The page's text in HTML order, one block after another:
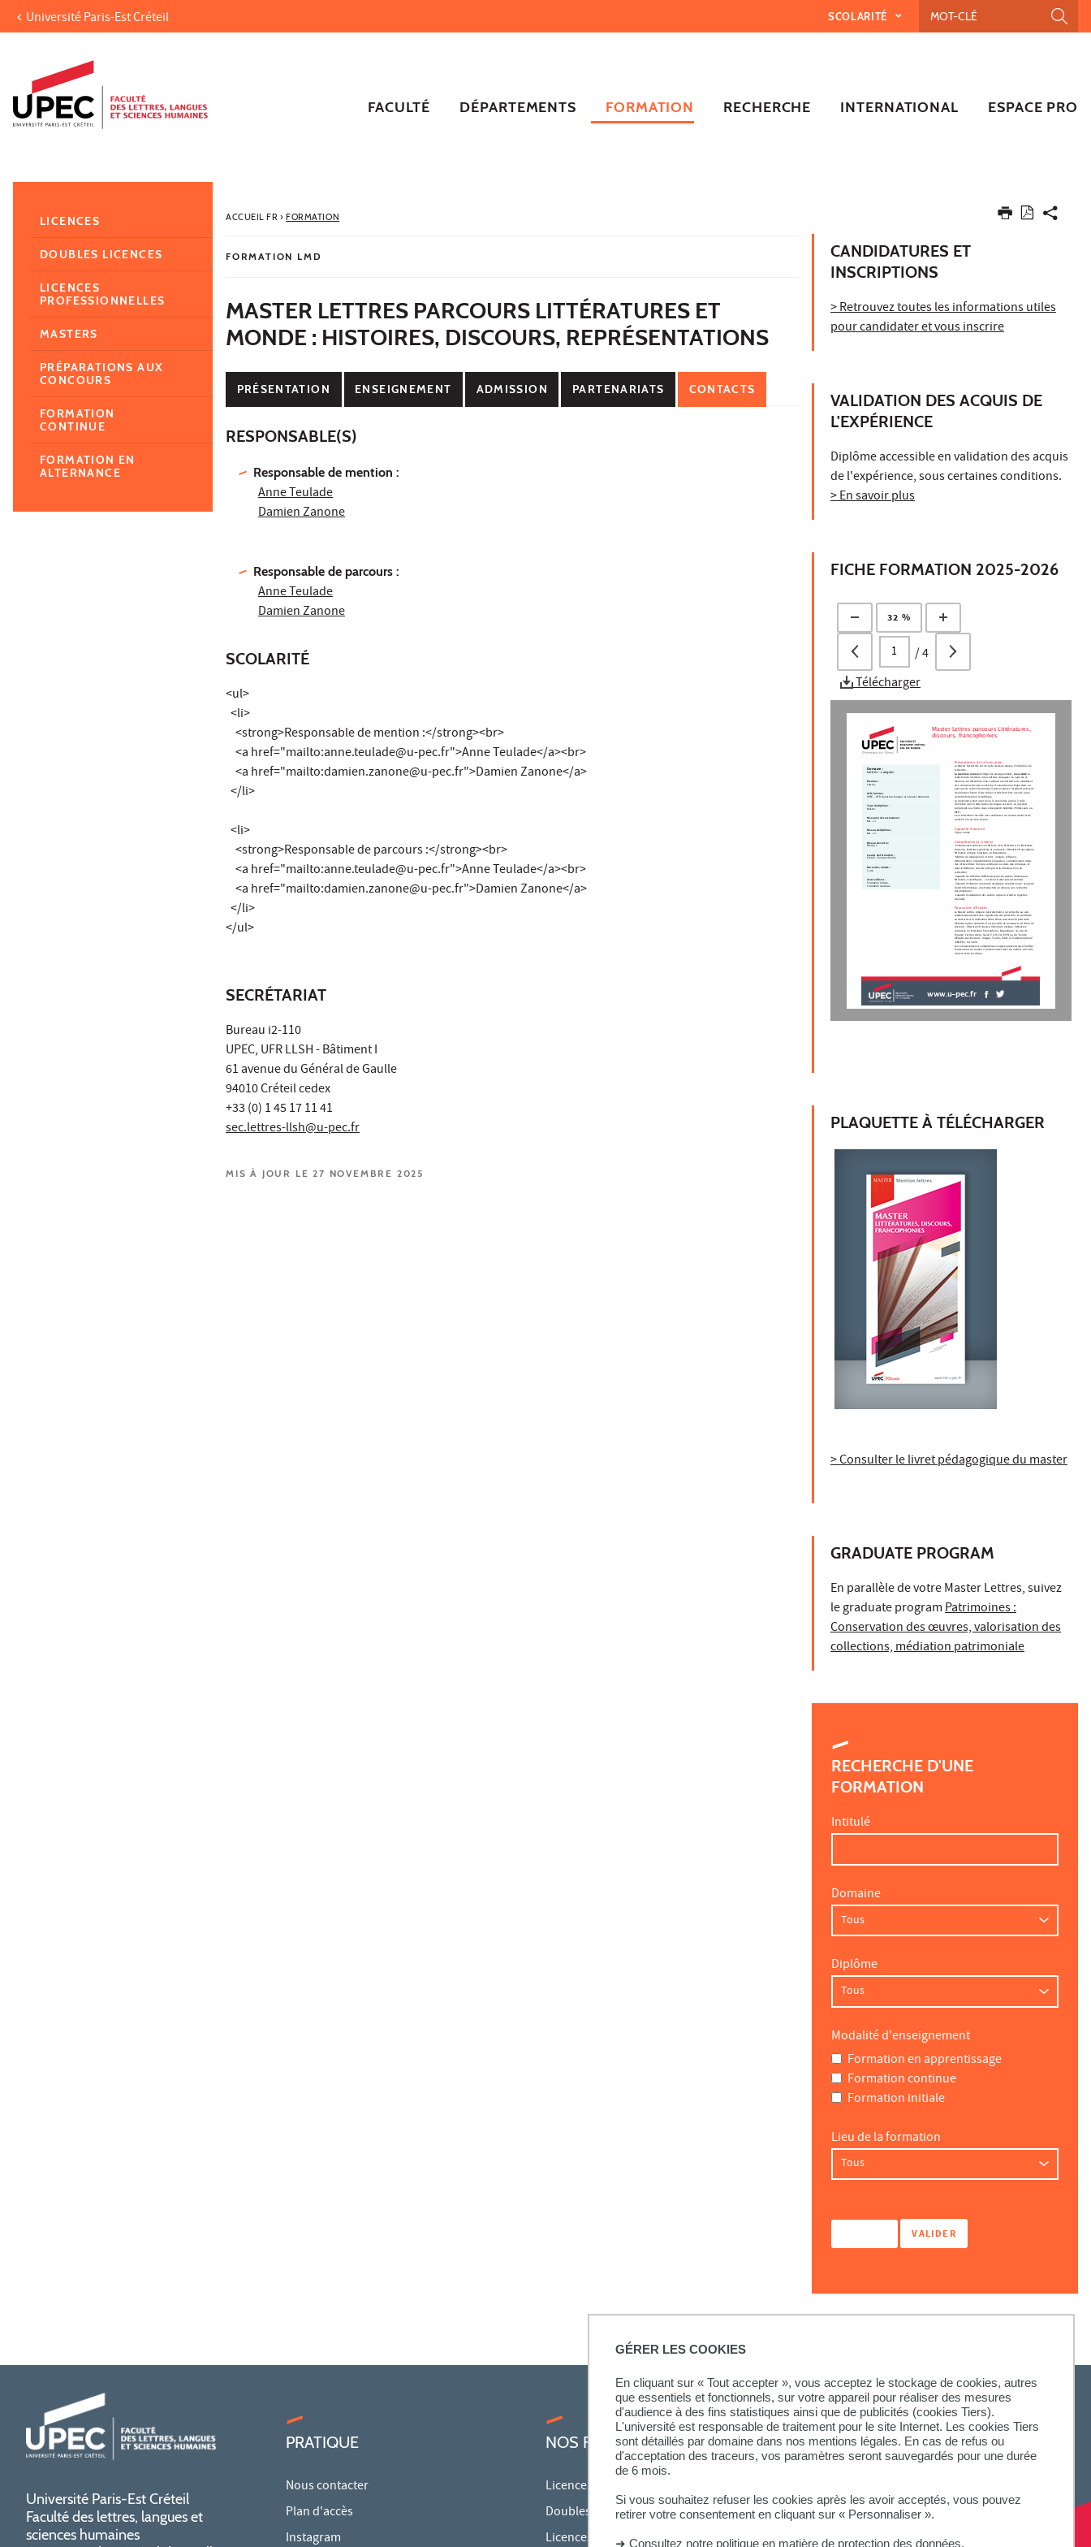
GÉRER LES COOKIES
En cliquant sur « Tout accepter », vous acceptez le stockage de cookies, autres
que essentiels et fonctionnels, sur votre appareil pour réaliser des mesures
d'audience à des fins statistiques ainsi que de publicités (cookies Tiers).
L'université est responsable de traitement pour le site Internet. Les cookies Tiers
sont détaillés par domaine dans nos mentions légales. En cas de refus ou
d'acceptation des traceurs, vos paramètres seront sauvegardés pour une durée
de 6 mois.
Si vous souhaitez refuser les cookies après les avoir acceptés, vous pouvez
retirer votre consentement en cliquant sur « Personnaliser ».
➜ Consultez notre politique en matière de protection des données.
Aller au contenu
Accès directs
Recherche
Navigation secondaire
Université Paris-Est Créteil SCOLARITÉ
FACULTÉ DÉPARTEMENTS FORMATION RECHERCHE INTERNATIONAL ESPACE PRO
ACCUEIL FR› FORMATION
FORMATION LMD
MASTER LETTRES PARCOURS LITTÉRATURES ET
MONDE : HISTOIRES, DISCOURS, REPRÉSENTATIONS
PRÉSENTATION ENSEIGNEMENT ADMISSION PARTENARIATS CONTACTS
RESPONSABLE(S)
Responsable de mention :
Anne Teulade
Damien Zanone
Responsable de parcours :
Anne Teulade
Damien Zanone
SCOLARITÉ
<ul>
<li>
<strong>Responsable de mention :</strong><br>
<a href="mailto:anne.teulade@u-pec.fr">Anne Teulade</a><br>
<a href="mailto:damien.zanone@u-pec.fr">Damien Zanone</a>
</li>
<li>
<strong>Responsable de parcours :</strong><br>
<a href="mailto:anne.teulade@u-pec.fr">Anne Teulade</a><br>
<a href="mailto:damien.zanone@u-pec.fr">Damien Zanone</a>
</li>
</ul>
SECRÉTARIAT
Bureau i2-110
UPEC, UFR LLSH - Bâtiment I
61 avenue du Général de Gaulle
94010 Créteil cedex
+33 (0) 1 45 17 11 41
sec.lettres-llsh@u-pec.fr
MIS À JOUR LE 27 NOVEMBRE 2025
CANDIDATURES ET
INSCRIPTIONS
> Retrouvez toutes les informations utiles
pour candidater et vous inscrire
VALIDATION DES ACQUIS DE
L'EXPÉRIENCE
Diplôme accessible en validation des acquis
de l'expérience, sous certaines conditions.
> En savoir plus
FICHE FORMATION 2025-2026
32 %
/4
Télécharger
Master Lettres parcours Littératures,
discours, francophonies
Présentation de la formation
Le Master Recherche est un cycle de deux années d’initiation à la
recherche.
La première année privilégie les enseignements, la seconde la
rédaction du mémoire (une centaine de pages). Le sujet de ce
mémoire est déterminé d’un commun accord entre un candidat et
un.e directeur.trice de recherche. Il constitue une étape dans un
parcours de recherche (puisqu’il peut préparer l’étudiant au travail
de rédaction future d’une thèse) et doit donc être associé à une
véritable formation scientifique.
La soutenance peut avoir lieu à la session de juin ou à celle
d’octobre (voir la date butoir de chaque session). Le jury doit
comprendre au moins deux enseignants habilités (Professeurs ou
MCF).
Il est fortement conseillé aux candidats à un contrat doctoral de
soutenir à la session de juin.
Capacité d'accueil
30 par année
Compétence(s) visée(s)
Connaissances précises en histoire de la littérature, en littérature
française, littérature générale et comparée, littérature francophone,
littérature antique, poétique ou linguistique.
Maîtrise du langage oral et écrit : analyse, réflexion,
démonstration, argumentation, éloquence, communication (dans
des interventions lors des séminaires ou dans des colloques, et
dans le Mémoire, suivi de près par le.la directeur.trice de
recherche).
Capacité de mobiliser différents types de savoirs (historiques,
littéraires, scientifiques...) et de les traiter discursivement.
Capacité d’élaborer une étude analytique complète (avec usage de
l’outil informatique, une traduction en annexe, une recherche
documentaire).
Capacité d’adaptation des savoirs acquis à d’autres registres
d’activité
Poursuites d'études
Le Master Lettres prépare naturellement à la recherche au sens
académique (universités, organismes de recherche). La poursuite
en doctorat et la réalisation d'une thèse sont donc la poursuite
d'études la plus naturelle. Il est possible de poursuivre en thèse de
doctorat : littérature française, littérature antique, littérature
comparée ou littérature francophone, linguistique, au sein de
l'équipe "Lettres, Idées, Savoirs" (LIS, EA 4395) ou du "Centre
d’Études des Discours, Images, Textes, Écrits et Communications"
(CEDITEC, EA 3119).
Les connaissances et compétences acquises peuvent aussi faciliter
l'entrée dans un master 2 professionnel dans les métiers de l'écrit,
du livre et de la culture.
Domaine :
Lettres - Langues
Mention :
Lettres
UFR/Institut :
UPEC - UFR de Lettres langues et sciences humaines
Type de diplôme :
Master
Niveau(x) de recrutement :
Bac + 3
Niveau de diplôme :
Bac + 5
Niveau de sortie :
Niveau 1
Lieu(x) de formation :
Créteil - Campus Centre
Durée des études :
2 ans
Accessible en :
Formation initiale,
Formation continue
www.u-pec.fr
PLAQUETTE À TÉLÉCHARGER
> Consulter le livret pédagogique du master
GRADUATE PROGRAM
En parallèle de votre Master Lettres, suivez
le graduate programPatrimoines :
Conservation des œuvres, valorisation des
collections, médiation patrimoniale
RECHERCHE D'UNE
FORMATION
Intitulé
Domaine
Diplôme
Modalité d'enseignement
Formation en apprentissage
Formation continue
Formation initiale
Lieu de la formation
LICENCES
DOUBLES LICENCES
LICENCES
PROFESSIONNELLES
MASTERS
PRÉPARATIONS AUX
CONCOURS
FORMATION
CONTINUE
FORMATION EN
ALTERNANCE
Université Paris-Est Créteil
Faculté des lettres, langues et
sciences humaines
PRATIQUE
Nous contacter
Plan d'accès
Instagram
NOS FORMATIONS
Licences
Doubles licences
Licences pro